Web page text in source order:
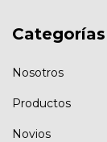
Categorías
Nosotros
Productos
Novios